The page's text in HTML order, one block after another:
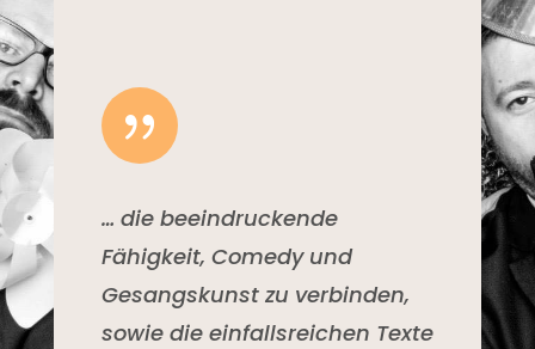
{
… die beeindruckende
Fähigkeit, Comedy und
Gesangskunst zu verbinden,
sowie die einfallsreichen Texte